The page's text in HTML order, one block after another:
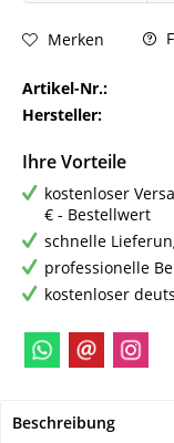
Merken
Artikel-Nr.:
Hersteller:
Ihre Vorteile
kostenloser
€ - Bestellwert
schnelle
professionelle
kostenloser
Beschreibung